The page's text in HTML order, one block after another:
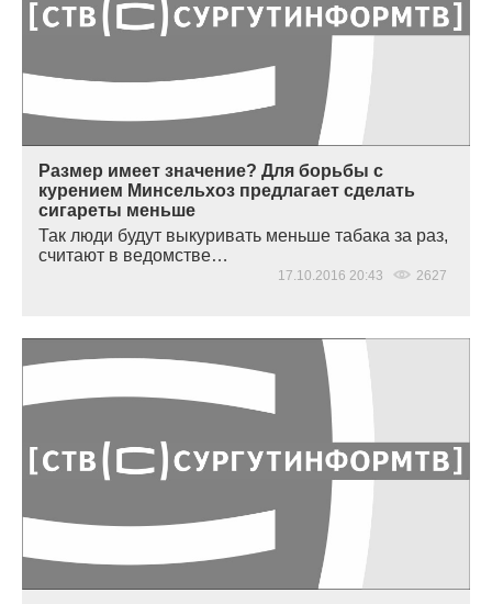
Размер имеет значение? Для борьбы с
курением Минсельхоз предлагает сделать
сигареты меньше
Так люди будут выкуривать меньше табака за раз,
считают в ведомстве…
17.10.2016 20:43 2627